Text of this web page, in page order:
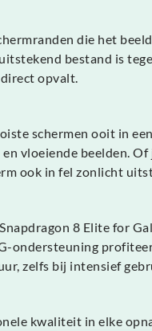
die het
bestand is
opvalt.
schermen ooit in
vloeiende beelden.
ook in fel zonlicht
8 Elite for
ondersteuning
zelfs bij intensief
kwaliteit in elke